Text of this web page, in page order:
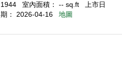
1944
室內面積： -- sq.ft
上市日
期： 2026-04-16
地圖